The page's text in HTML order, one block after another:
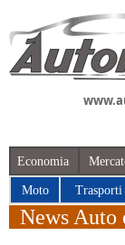
Economia
Moto Trasporti
News Auto